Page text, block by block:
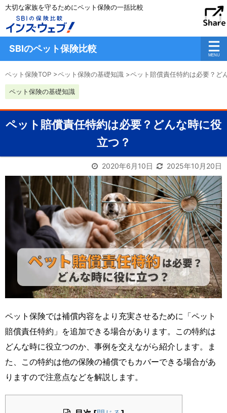
大切な家族を守るためにペット保険の一括比較
SBIのペット保険比較
ペット保険TOP >ペット保険の基礎知識 >ペット賠償責任特約は必要？ど
ペット保険の基礎知識
ペット賠償責任特約は必要？どんな時に役
立つ？
2020年6月10日 2025年10月20日
ペット保険では補償内容をより充実させるために「ペット
賠償責任特約」を追加できる場合があります。この特約は
どんな時に役立つのか、事例を交えながら紹介します。ま
た、この特約は他の保険の補償でもカバーできる場合があ
りますので注意点などを解説します。